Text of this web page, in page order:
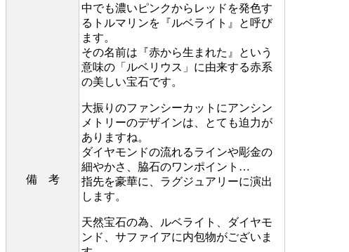
備 考
中でも濃いピンクからレッドを発色す
るトルマリンを『ルベライト』と呼び
ます。
その名前は『赤から生まれた』という
意味の「ルベリウス」に由来する赤系
の美しい宝石です。
大振りのファンシーカットにアンシン
メトリーのデザインは、とても迫力が
ありますね。
ダイヤモンドの流れるラインや彫金の
細やかさ、脇石のワンポイント…
指先を豪華に、ラグジュアリーに演出
します。
天然宝石の為、ルベライト、ダイヤモ
ンド、サファイアに内包物がございま